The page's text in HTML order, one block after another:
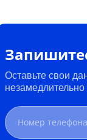
Оставьте свои
незамедлительно